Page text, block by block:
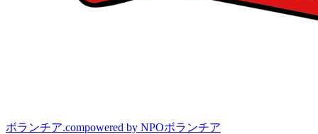
ボランチア.compowered by NPOボランチア